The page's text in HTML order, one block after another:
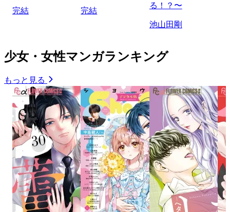
完結 完結
る！？〜
池山田剛
少女・女性マンガランキング
もっと見る